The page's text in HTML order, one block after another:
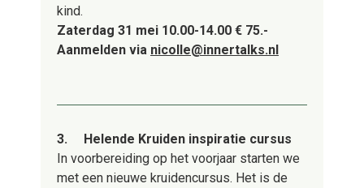
kind.
Zaterdag 31 mei 10.00-14.00 € 75.-
Aanmelden via nicolle@innertalks.nl
3. Helende Kruiden inspiratie cursus
In voorbereiding op het voorjaar starten we
met een nieuwe kruidencursus. Het is de